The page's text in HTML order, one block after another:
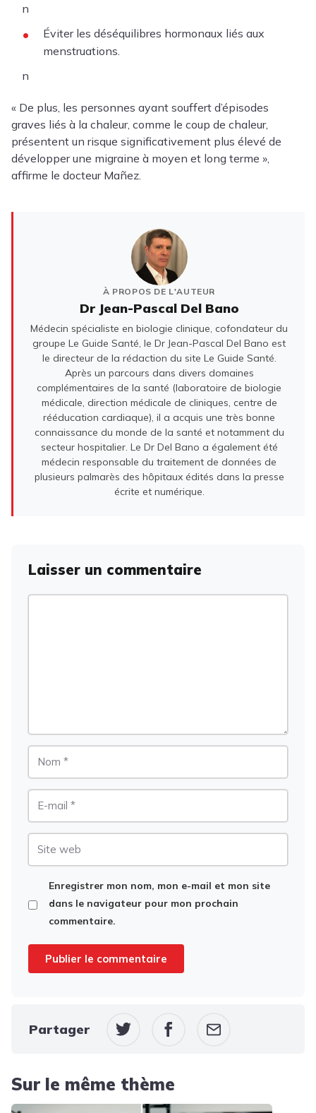
n
Éviter les déséquilibres hormonaux liés aux
menstruations.
n
« De plus, les personnes ayant souffert d’épisodes
graves liés à la chaleur, comme le coup de chaleur,
présentent un risque significativement plus élevé de
développer une migraine à moyen et long terme »,
affirme le docteur Mañez.
À PROPOS DE L'AUTEUR
Dr Jean-Pascal Del Bano
Médecin spécialiste en biologie clinique, cofondateur du
groupe Le Guide Santé, le Dr Jean-Pascal Del Bano est
le directeur de la rédaction du site Le Guide Santé.
Après un parcours dans divers domaines
complémentaires de la santé (laboratoire de biologie
médicale, direction médicale de cliniques, centre de
rééducation cardiaque), il a acquis une très bonne
connaissance du monde de la santé et notamment du
secteur hospitalier. Le Dr Del Bano a également été
médecin responsable du traitement de données de
plusieurs palmarès des hôpitaux édités dans la presse
écrite et numérique.
Laisser un commentaire
Enregistrer mon nom, mon e-mail et mon site
dans le navigateur pour mon prochain
commentaire.
Partager
Sur le même thème